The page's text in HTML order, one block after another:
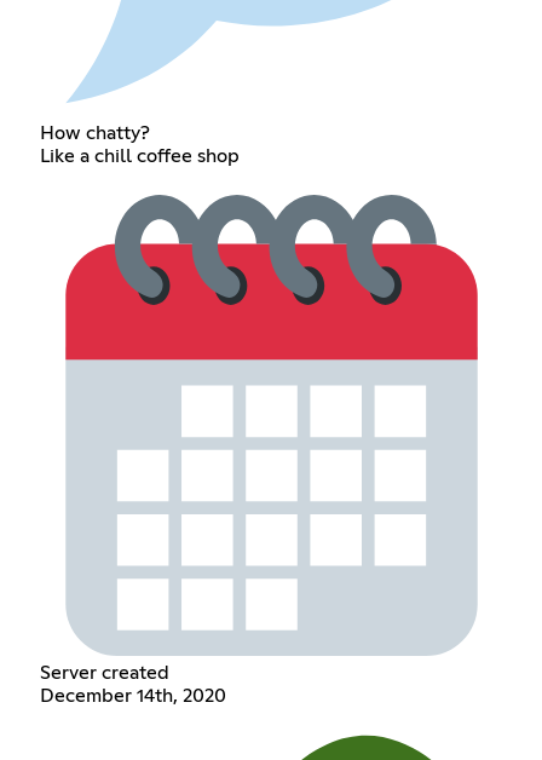
How chatty?
Like a chill coffee shop
Server created
December 14th, 2020